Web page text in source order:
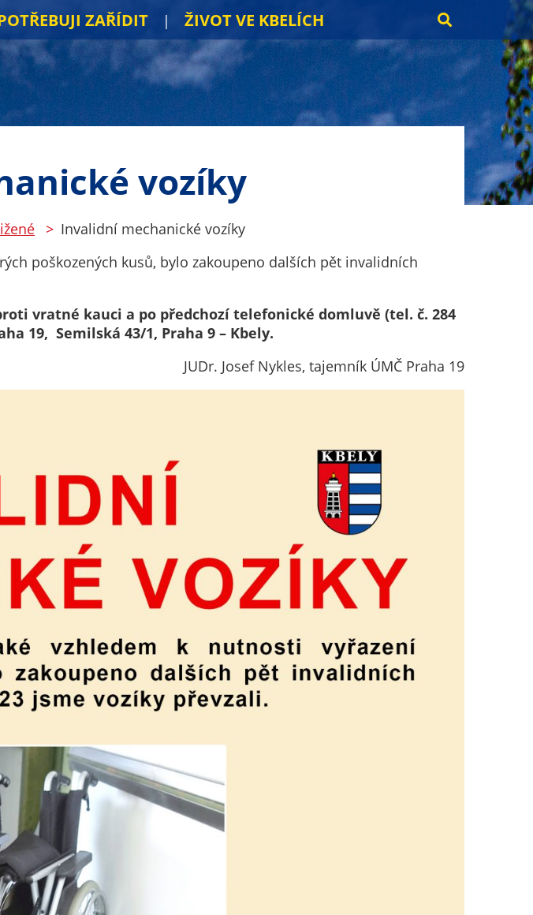
ZAŘÍDIT ŽIVOT VE KBELÍCH
vozíky
Invalidní mechanické vozíky
poškozených kusů, bylo zakoupeno dalších pět invalidních
vratné kauci a po předchozí telefonické domluvě (tel. č. 284
19, Semilská 43/1, Praha 9 – Kbely.
JUDr. Josef Nykles, tajemník ÚMČ Praha 19
Technické
webu a všech
funkcí, které
nabízí.
Nepožadujeme
Váš souhlas s
využitím
technických
našem webu. Z
tohoto důvodu
technické
cookies
nemohou být
deaktivovány
nebo
aktivovány.
Analytické
cookies
Analytické
cookies nám